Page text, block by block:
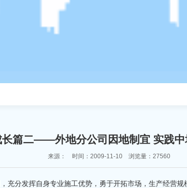
长篇二——外地分公司因地制宜 实践中
来源： 时间：2009-11-10 浏览量：27560
分发挥自身专业施工优势，勇于开拓市场，生产经营规